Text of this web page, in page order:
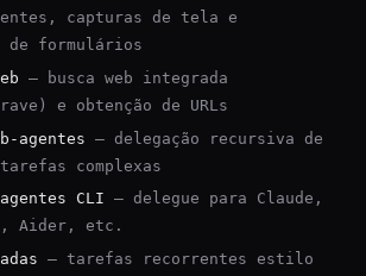
capturas de tela e
de formulários
— busca web integrada
e obtenção de URLs
agentes — delegação recursiva de
complexas
CLI — delegue para Claude,
Aider, etc.
— tarefas recorrentes estilo